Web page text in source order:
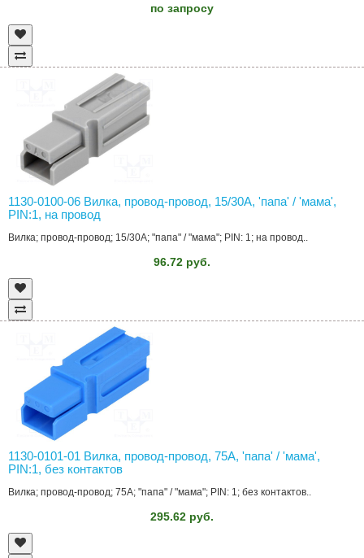
по запросу
1130-0100-06 Вилка, провод-провод, 15/30A, 'папа' / 'мама',
PIN:1, на провод
Вилка; провод-провод; 15/30A; "папа" / "мама"; PIN: 1; на провод..
96.72 руб.
1130-0101-01 Вилка, провод-провод, 75A, 'папа' / 'мама',
PIN:1, без контактов
Вилка; провод-провод; 75A; "папа" / "мама"; PIN: 1; без контактов..
295.62 руб.